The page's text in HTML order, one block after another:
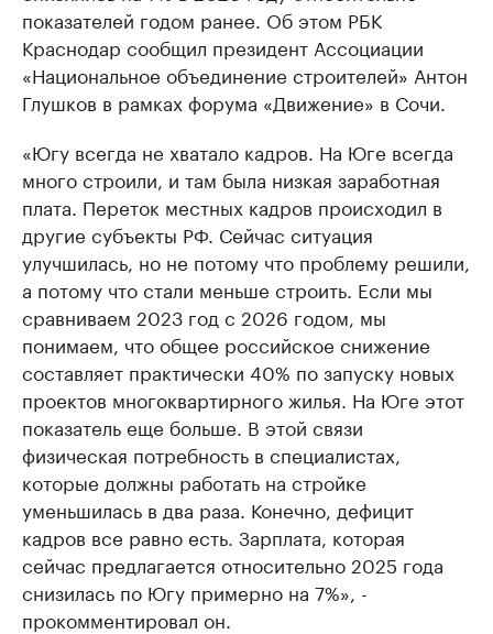
показателей годом ранее. Об этом РБК
Краснодар сообщил президент Ассоциации
«Национальное объединение строителей» Антон
Глушков в рамках форума «Движение» в Сочи.
«Югу всегда не хватало кадров. На Юге всегда
много строили, и там была низкая заработная
плата. Переток местных кадров происходил в
другие субъекты РФ. Сейчас ситуация
улучшилась, но не потому что проблему решили,
а потому что стали меньше строить. Если мы
сравниваем 2023 год с 2026 годом, мы
понимаем, что общее российское снижение
составляет практически 40% по запуску новых
проектов многоквартирного жилья. На Юге этот
показатель еще больше. В этой связи
физическая потребность в специалистах,
которые должны работать на стройке
уменьшилась в два раза. Конечно, дефицит
кадров все равно есть. Зарплата, которая
сейчас предлагается относительно 2025 года
снизилась по Югу примерно на 7%», -
прокомментировал он.